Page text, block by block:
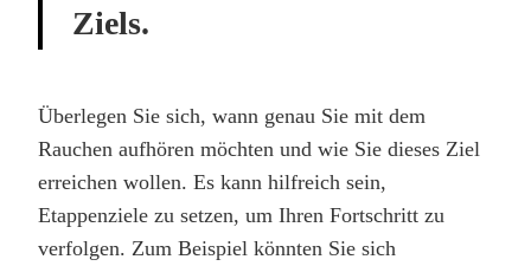
Ziels.
Überlegen Sie sich, wann genau Sie mit dem
Rauchen aufhören möchten und wie Sie dieses Ziel
erreichen wollen. Es kann hilfreich sein,
Etappenziele zu setzen, um Ihren Fortschritt zu
verfolgen. Zum Beispiel könnten Sie sich